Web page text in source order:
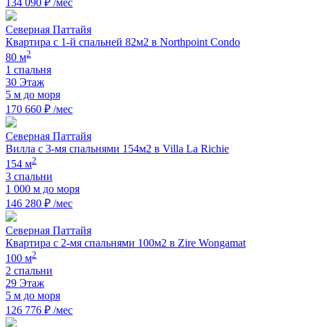
Северная Паттайя
Квартира с 1-й спальней 82м2 в Northpoint Condo
80 м2
1 спальня
30 Этаж
5 м до моря
170 660 ₽ /мес
Северная Паттайя
Вилла с 3-мя спальнями 154м2 в Villa La Richie
154 м2
3 спальни
1 000 м до моря
146 280 ₽ /мес
Северная Паттайя
Квартира с 2-мя спальнями 100м2 в Zire Wongamat
100 м2
2 спальни
29 Этаж
5 м до моря
126 776 ₽ /мес